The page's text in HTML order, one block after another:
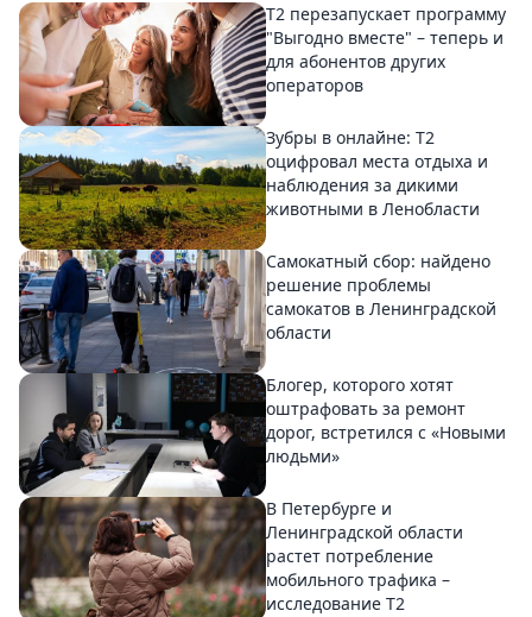
Т2 перезапускает программу
"Выгодно вместе" – теперь и
для абонентов других
операторов
Зубры в онлайне: Т2
оцифровал места отдыха и
наблюдения за дикими
животными в Ленобласти
Самокатный сбор: найдено
решение проблемы
самокатов в Ленинградской
области
Блогер, которого хотят
оштрафовать за ремонт
дорог, встретился с «Новыми
людьми»
В Петербурге и
Ленинградской области
растет потребление
мобильного трафика –
исследование T2